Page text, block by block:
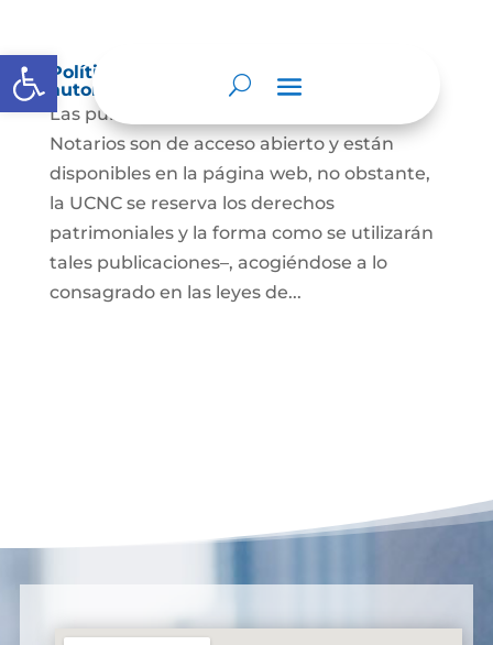
Abrir barra de herramientas
Política de derechos de autor y/o
autorización de uso sobre los contenidos
Las publicaciones de la UCNC y de los
Notarios son de acceso abierto y están
disponibles en la página web, no obstante,
la UCNC se reserva los derechos
patrimoniales y la forma como se utilizarán
tales publicaciones–, acogiéndose a lo
consagrado en las leyes de...